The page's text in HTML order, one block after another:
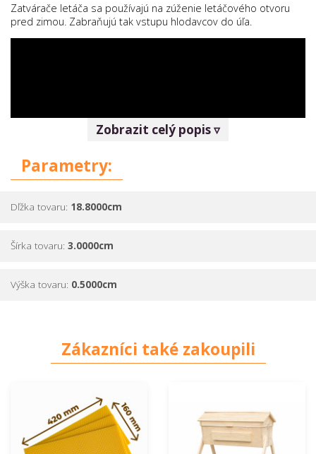
Zatvárače letáča sa používajú na zúženie letáčového otvoru
pred zimou. Zabraňujú tak vstupu hlodavcov do úľa.
Zatvárač letáča si vyberajte podľa toho, akú máte letáčovú
pätku, poprípade letáč. V našej ponuke nájdete menšie
Tento typ letáčového uzáveru je možné použiť buď na úplne
plast
Zobrazit celý popis ▿
Parametry:
Dľžka tovaru: 18.8000cm
Šírka tovaru: 3.0000cm
Výška tovaru: 0.5000cm
Zákazníci také zakoupili